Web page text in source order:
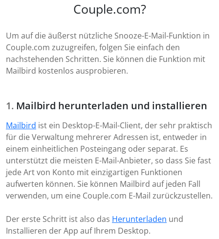
Couple.com?
Um auf die äußerst nützliche Snooze-E-Mail-Funktion in
Couple.com zuzugreifen, folgen Sie einfach den
nachstehenden Schritten. Sie können die Funktion mit
Mailbird kostenlos ausprobieren.
Mailbird herunterladen und installieren
Mailbird ist ein Desktop-E-Mail-Client, der sehr praktisch
für die Verwaltung mehrerer Adressen ist, entweder in
einem einheitlichen Posteingang oder separat. Es
unterstützt die meisten E-Mail-Anbieter, so dass Sie fast
jede Art von Konto mit einzigartigen Funktionen
aufwerten können. Sie können Mailbird auf jeden Fall
verwenden, um eine Couple.com E-Mail zurückzustellen.
Der erste Schritt ist also das Herunterladen und
Installieren der App auf Ihrem Desktop.